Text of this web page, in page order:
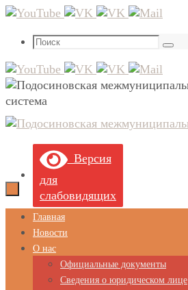
Перейти
содержимому
Что
Поиск
Версия
для
слабовидящих
Перейти
содержимому
Главная
Новости
О нас
Официальные документы
Сведения о юридическом лице